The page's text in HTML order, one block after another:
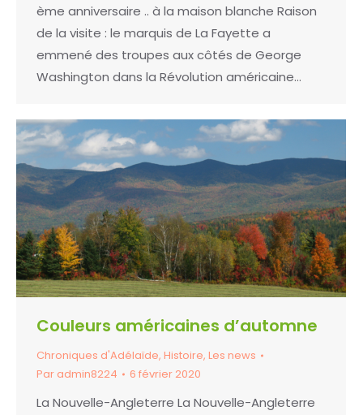
ème anniversaire .. à la maison blanche Raison
de la visite : le marquis de La Fayette a
emmené des troupes aux côtés de George
Washington dans la Révolution américaine…
Couleurs américaines d’automne
Chroniques d'Adélaïde, Histoire, Les news
Par admin8224 6 février 2020
La Nouvelle-Angleterre La Nouvelle-Angleterre